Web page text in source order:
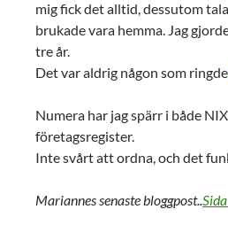
mig fick det alltid, dessutom
brukade vara hemma. Jag
tre år.
Det var aldrig någon som ringde
Numera har jag spärr i både
företagsregister.
Inte svårt att ordna, och det
Mariannes senaste bloggpost..